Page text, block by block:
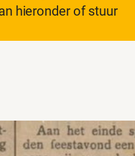
hieronder of stuur